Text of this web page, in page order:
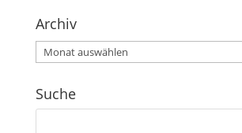
Archiv
Archiv
Suche